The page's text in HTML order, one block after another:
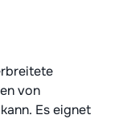
von
Es eignet